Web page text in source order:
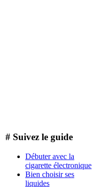
# Suivez le guide
Débuter avec la
cigarette électronique
Bien choisir ses
liquides